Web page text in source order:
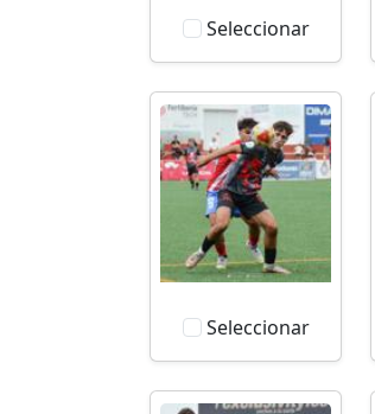
Seleccionar
Seleccionar